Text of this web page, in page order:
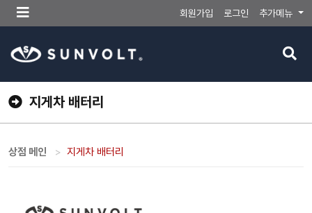
메
뉴
튼
회원가입 로그인 추가메뉴
검
버
지게차 배터리
상점 메인 지게차 배터리